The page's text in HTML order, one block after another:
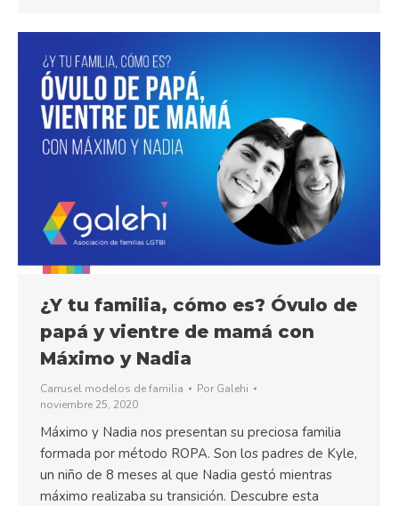
¿Y tu familia, cómo es? Óvulo de
papá y vientre de mamá con
Máximo y Nadia
Carrusel modelos de familia Por Galehi
noviembre 25, 2020
Máximo y Nadia nos presentan su preciosa familia
formada por método ROPA. Son los padres de Kyle,
un niño de 8 meses al que Nadia gestó mientras
máximo realizaba su transición. Descubre esta